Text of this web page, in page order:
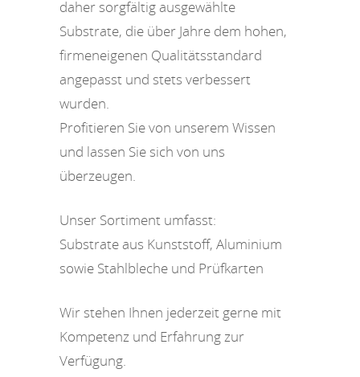
daher sorgfältig ausgewählte
Substrate, die über Jahre dem hohen,
firmeneigenen Qualitätsstandard
angepasst und stets verbessert
wurden.
Profitieren Sie von unserem Wissen
und lassen Sie sich von uns
überzeugen.
Unser Sortiment umfasst:
Substrate aus Kunststoff, Aluminium
sowie Stahlbleche und Prüfkarten
Wir stehen Ihnen jederzeit gerne mit
Kompetenz und Erfahrung zur
Verfügung.